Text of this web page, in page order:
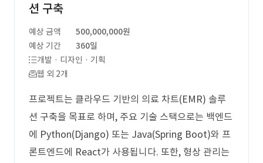
션 구축
예상 금액
500,000,000원
예상 기간
360일
개발 · 디자인 · 기획
웹 외 2개
프로젝트는 클라우드 기반의 의료 차트(EMR) 솔루
션 구축을 목표로 하며, 주요 기술 스택으로는 백엔드
에 Python(Django) 또는 Java(Spring Boot)와 프
론트엔드에 React가 사용됩니다. 또한, 형상 관리는